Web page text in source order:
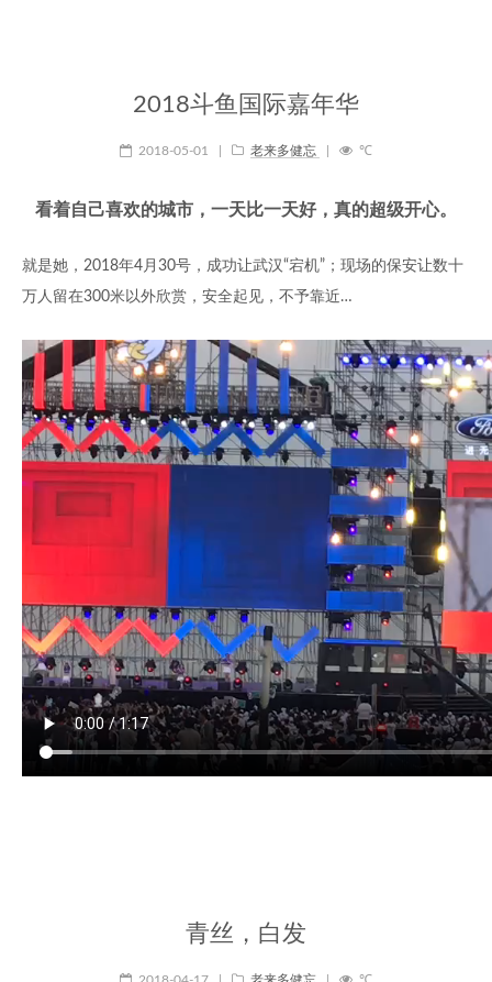
2018斗鱼国际嘉年华
2018-05-01 老来多健忘 ℃
看着自己喜欢的城市，一天比一天好，真的超级开心。
就是她，2018年4月30号，成功让武汉“宕机”；现场的保安让数十
万人留在300米以外欣赏，安全起见，不予靠近…
青丝，白发